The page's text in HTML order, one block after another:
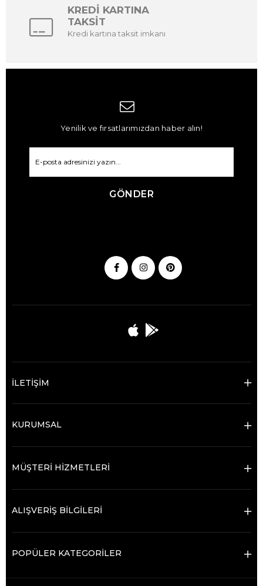
KREDİ KARTINA
TAKSİT
Kredi kartına taksit imkanı
Yenilik ve fırsatlarımızdan haber alın!
GÖNDER
İLETİŞİM
KURUMSAL
MÜŞTERİ HİZMETLERİ
ALIŞVERİŞ BİLGİLERİ
POPÜLER KATEGORİLER